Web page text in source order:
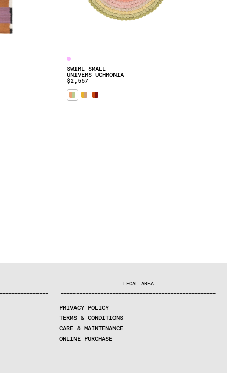
SWIRL SMALL
UNIVERS UCHRONIA
$2,557
———————————————
———————————————
———————————————————————————————————————————————————
LEGAL AREA
———————————————————————————————————————————————————
PRIVACY POLICY
TERMS & CONDITIONS
CARE & MAINTENANCE
ONLINE PURCHASE